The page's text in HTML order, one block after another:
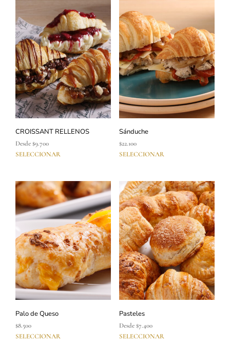
CROISSANT RELLENOS
Desde$9.700
SELECCIONAR
Sánduche
$22.100
SELECCIONAR
Palo de Queso
$8.500
SELECCIONAR
Pasteles
Desde $7.400
SELECCIONAR